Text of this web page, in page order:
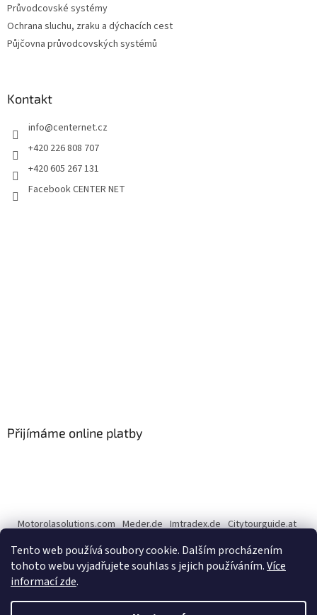
Tento web používá soubory cookie. Dalším procházením
tohoto webu vyjadřujete souhlas s jejich používáním.Více
informací zde.
Průvodcovské systémy
Ochrana sluchu, zraku a dýchacích cest
Půjčovna průvodcovských systémů
Kontakt
info@centernet.cz
+420 226 808 707
+420 605 267 131
Facebook CENTER NET
Přijímáme online platby
Motorolasolutions.com Meder.de Imtradex.de Citytourguide.at